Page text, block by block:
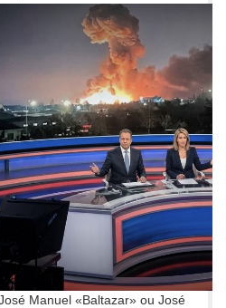
Manuel «Baltazar» ou José